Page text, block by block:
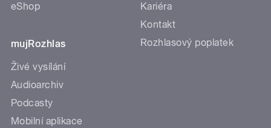
eShop
mujRozhlas
Živé vysílání
Audioarchiv
Podcasty
Mobilní aplikace
Kariéra
Kontakt
Rozhlasový poplatek